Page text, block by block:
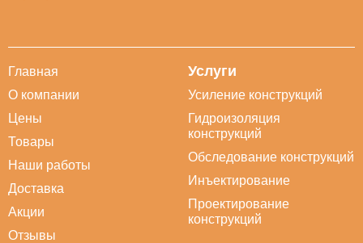
Главная
О компании
Цены
Товары
Наши работы
Доставка
Акции
Отзывы
Услуги
Усиление конструкций
Гидроизоляция
конструкций
Обследование конструкций
Инъектирование
Проектирование
конструкций